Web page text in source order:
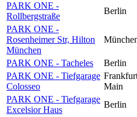
PARK ONE -
Rollbergstraße
Berlin
PARK ONE -
Rosenheimer Str, Hilton
München
PARK ONE - Tacheles Berlin
PARK ONE - Tiefgarage
Colosseo
Main
PARK ONE - Tiefgarage
Excelsior Haus
Berlin